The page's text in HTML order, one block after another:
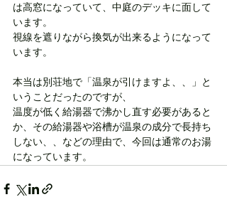
は高窓になっていて、中庭のデッキに面して
います。
視線を遮りながら換気が出来るようになって
います。
本当は別荘地で「温泉が引けますよ、、」と
いうことだったのですが、
温度が低く給湯器で沸かし直す必要があると
か、その給湯器や浴槽が温泉の成分で長持ち
しない、、などの理由で、今回は通常のお湯
になっています。